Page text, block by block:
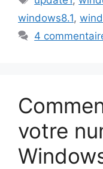
windows8.1,
4
votre